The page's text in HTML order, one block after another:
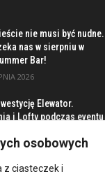
osobowych
z ciasteczek i
nie musi być nudne.
nas w sierpniu w
Bar!
2026
Elewator.
i Lofty podczas eventu
2026